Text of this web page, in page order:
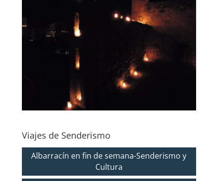
Viajes de Senderismo
Albarracín en fin de semana-Senderismo y
Cultura